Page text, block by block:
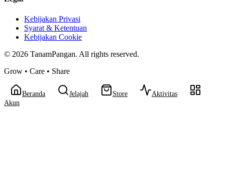
Kebijakan Privasi
Syarat & Ketentuan
Kebijakan Cookie
© 2026 TanamPangan. All rights reserved.
Grow • Care • Share
Beranda Jelajah Store
Aktivitas
Akun